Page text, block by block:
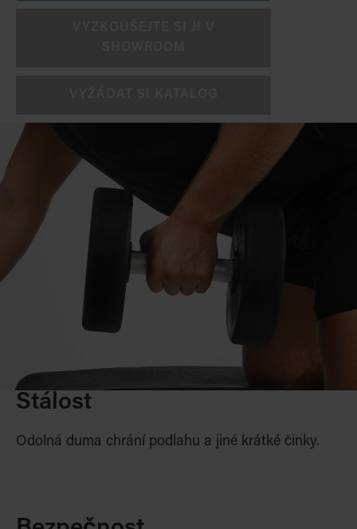
Stálost
Odolná duma chrání podlahu a jiné krátké činky.